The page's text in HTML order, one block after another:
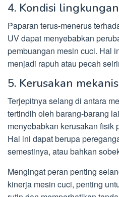
4. Kondisi
Paparan terus-menerus
UV dapat menyebabkan
pembuangan mesin cuci. Hal
menjadi rapuh atau pecah
5. Kerusakan mekanis
Terjepitnya selang di antara
tertindih oleh barang-barang
menyebabkan kerusakan fisik
Hal ini dapat berupa
semestinya, atau bahkan
Mengingat peran penting
kinerja mesin cuci, penting